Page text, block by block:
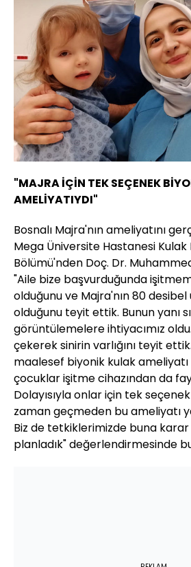
"MAJRA İÇİN TEK SEÇENEK
AMELİYATIYDI"
Bosnalı Majra'nın ameliyatını
Mega Üniversite Hastanesi Kulak
Bölümü'nden Doç. Dr.
"Aile bize başvurduğunda
olduğunu ve Majra'nın 80 desibel
olduğunu teyit ettik. Bunun yanı
görüntülemelere ihtiyacımız
çekerek sinirin varlığını teyit
maalesef biyonik kulak
çocuklar işitme cihazından da
Dolayısıyla onlar için tek
zaman geçmeden bu ameliyatı
Biz de tetkiklerimizde buna
planladık" değerlendirmesinde